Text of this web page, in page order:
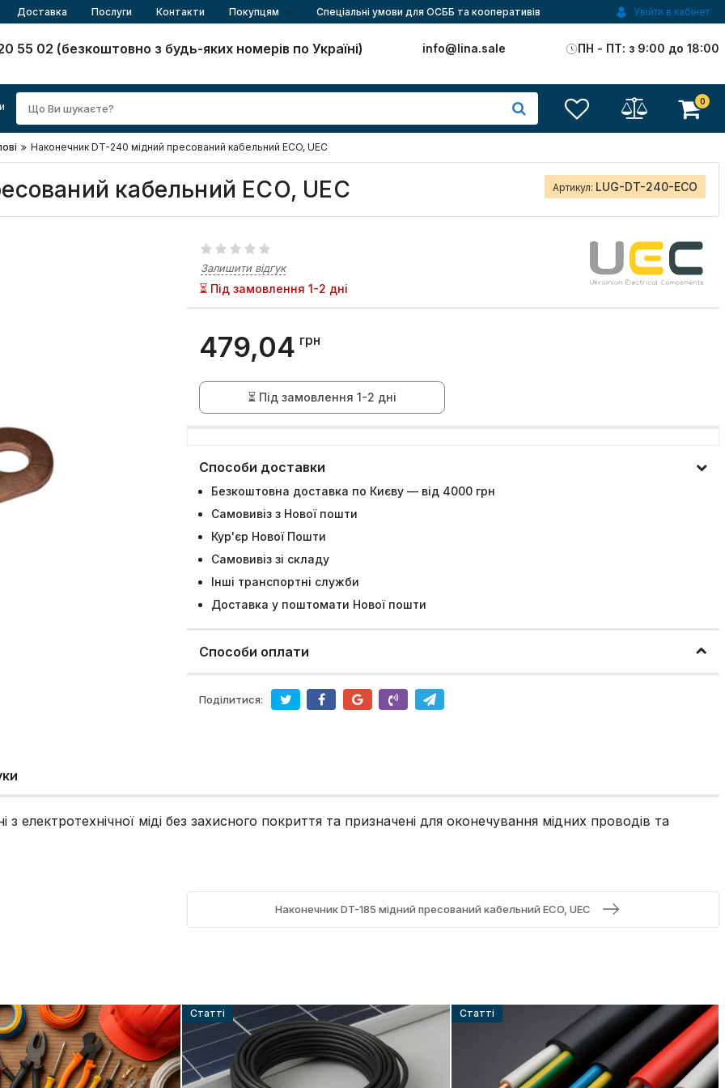
Доставка Послуги Контакти Покупцям Спеціальні умови для ОСББ та кооперативів Увійти в кабінет
55 02 (безкоштовно з будь-яких номерів по Україні) info@lina.sale ПН - ПТ: з 9:00 до 18:00
0
Наконечник DT-240 мідний пресований кабельний ECO, UEC
кабельний ECO, UEC Артикул: LUG-DT-240-ECO
Залишити відгук
⏳ Під замовлення 1-2 дні
479,04 грн
⏳ Під замовлення 1-2 дні
Способи доставки
Безкоштовна доставка по Києву — від 4000 грн
Самовивіз з Нової пошти
Кур'єр Нової Пошти
Самовивіз зі складу
Інші транспортні служби
Доставка у поштомати Нової пошти
Способи оплати
Поділитися:
з електротехнічної міді без захисного покриття та призначені для оконечування мідних проводів та
Наконечник DT-185 мідний пресований кабельний ECO, UEC
Cтатті Cтатті